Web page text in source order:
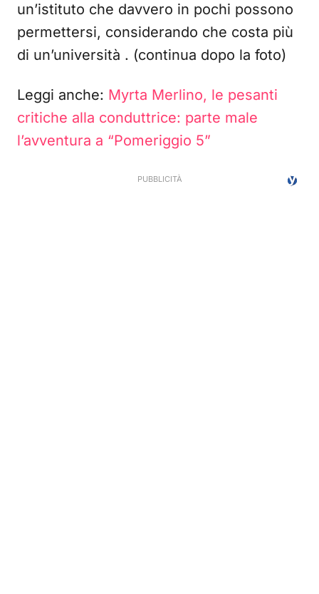
un’istituto che davvero in pochi possono
permettersi, considerando che costa più
di un’università . (continua dopo la foto)
Leggi anche: Myrta Merlino, le pesanti
critiche alla conduttrice: parte male
l’avventura a “Pomeriggio 5”